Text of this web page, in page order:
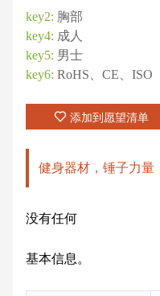
key2: 胸部
key4: 成人
key5: 男士
key6: RoHS、CE、ISO
添加到愿望清单
健身器材，锤子力量
没有任何
基本信息。